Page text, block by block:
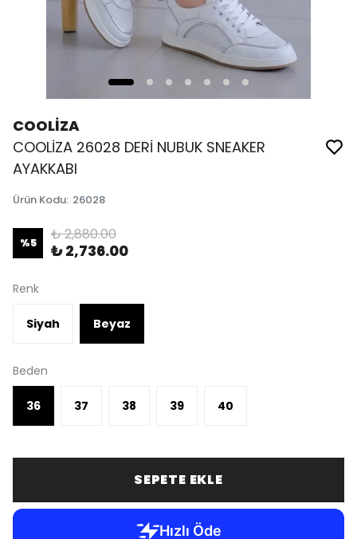
COOLİZA
COOLİZA 26028 DERİ NUBUK SNEAKER
AYAKKABI
Ürün Kodu: 26028
%5 ₺ 2,880.00
₺ 2,736.00
Renk
Siyah Beyaz
Beden
36 37 38 39 40
SEPETE EKLE